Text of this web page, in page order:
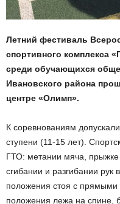
Летний фестиваль
спортивного комплекса
среди обучающихся
Ивановского района
центре «Олимп».
К соревнованиям
ступени (11-15 лет).
ГТО: метании мяча, прыжке
сгибании и разгибании рук
положения стоя с
положения лежа на спине,